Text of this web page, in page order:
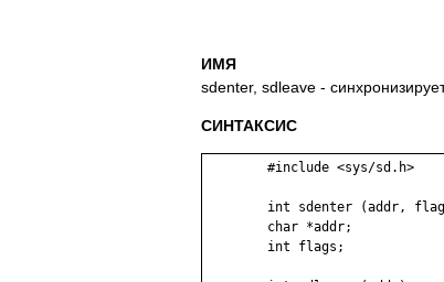
ИМЯ
sdenter, sdleave -
СИНТАКСИС